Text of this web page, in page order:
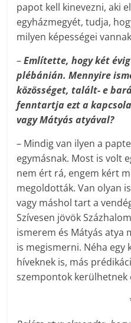
papot kell kinevezni, aki
egyházmegyét, tudja,
milyen képességei
–Említette, hogy két
plébánián. Mennyire
közösséget, talált- e
fenntartja ezt a
vagy Mátyás atyával?
– Mindig van ilyen a
egymásnak. Most is volt
nem ért rá, engem kért
megoldották. Van olyan
vagy máshol tart a
Szívesen jövök
ismerem és Mátyás atya
is megismerni. Néha egy
híveknek is, más
szempontok kerülhetnek